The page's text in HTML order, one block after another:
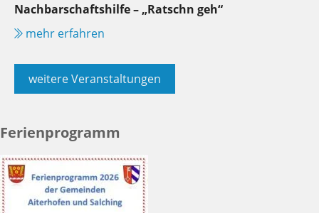
Nachbarschaftshilfe – „Ratschn geh“
mehr erfahren
weitere Veranstaltungen
Ferienprogramm